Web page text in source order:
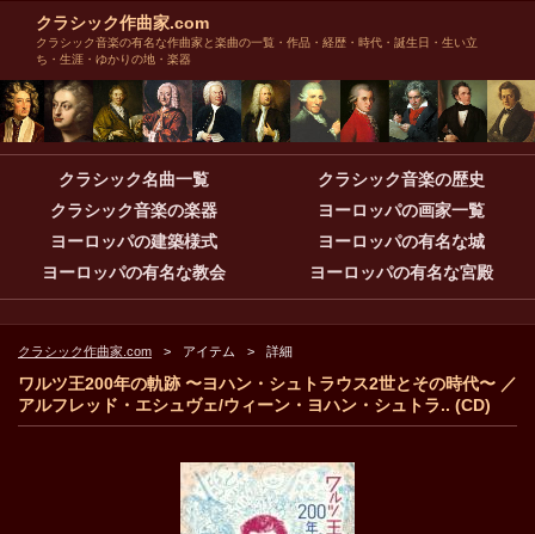
クラシック作曲家.com
クラシック音楽の有名な作曲家と楽曲の一覧・作品・経歴・時代・誕生日・生い立
ち・生涯・ゆかりの地・楽器
クラシック名曲一覧
クラシック音楽の歴史
クラシック音楽の楽器
ヨーロッパの画家一覧
ヨーロッパの建築様式
ヨーロッパの有名な城
ヨーロッパの有名な教会
ヨーロッパの有名な宮殿
クラシック作曲家.com アイテム 詳細
ワルツ王200年の軌跡 〜ヨハン・シュトラウス2世とその時代〜 ／
アルフレッド・エシュヴェ/ウィーン・ヨハン・シュトラ.. (CD)